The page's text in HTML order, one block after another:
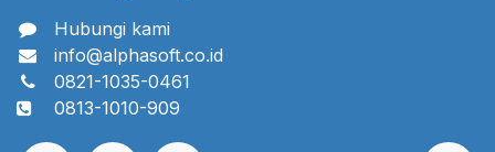
Hubungi kami
info@alphasoft.co.id
0821-1035-0461
0813-1010-909